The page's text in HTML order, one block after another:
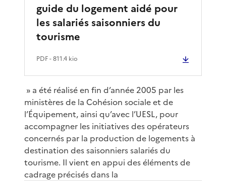
guide du logement aidé pour
les salariés saisonniers du
tourisme
PDF- 811.4 kio
» a été réalisé en fin d’année 2005 par les
ministères de la Cohésion sociale et de
l’Équipement, ainsi qu’avec l’UESL, pour
accompagner les initiatives des opérateurs
concernés par la production de logements à
destination des saisonniers salariés du
tourisme. Il vient en appui des éléments de
cadrage précisés dans la